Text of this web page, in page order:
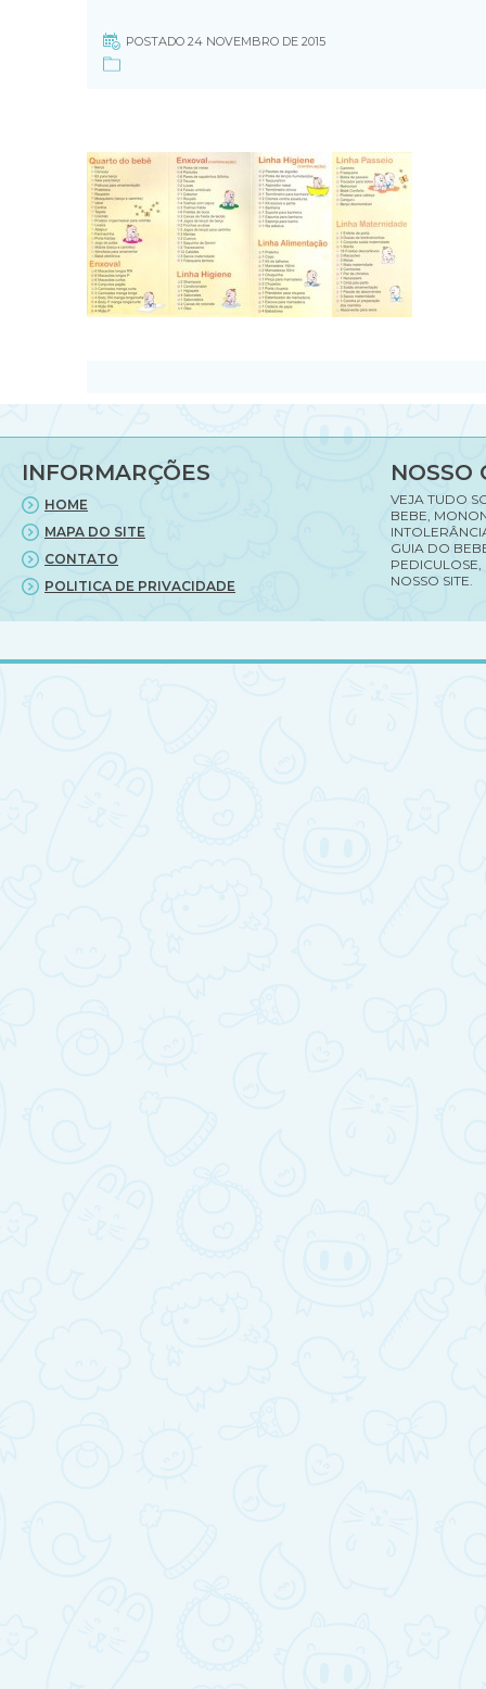
POSTADO 24 NOVEMBRO DE 2015
INFORMARÇÕES
HOME
MAPA DO SITE
CONTATO
POLITICA DE PRIVACIDADE
NOSSO
VEJA TUDO
BEBE,
GUIA DO
PEDICULOSE,
NOSSO SITE.